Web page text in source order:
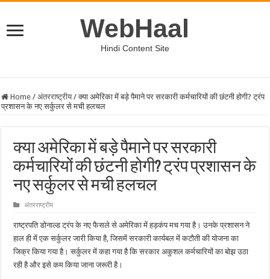
WebHaal
Hindi Content Site
Home / अंतरराष्ट्रीय / क्या अमेरिका में बड़े पैमाने पर सरकारी कर्मचारियों की छंटनी होगी? ट्रंप
प्रशासन के नए सर्कुलर से मची हलचल
क्या अमेरिका में बड़े पैमाने पर सरकारी
कर्मचारियों की छंटनी होगी? ट्रंप प्रशासन के
नए सर्कुलर से मची हलचल
अंतरराष्ट्रीय
राष्ट्रपति डोनाल्ड ट्रंप के नए फैसले से अमेरिका में हड़कंप मच गया है। उनके प्रशासन ने
हाल ही में एक सर्कुलर जारी किया है, जिसमें सरकारी कार्यबल में कटौती की योजना का
जिक्र किया गया है। सर्कुलर में कहा गया है कि सरकार अकुशल कर्मचारियों का बोझ उठा
रही है और इसे कम किया जाना जरूरी है।